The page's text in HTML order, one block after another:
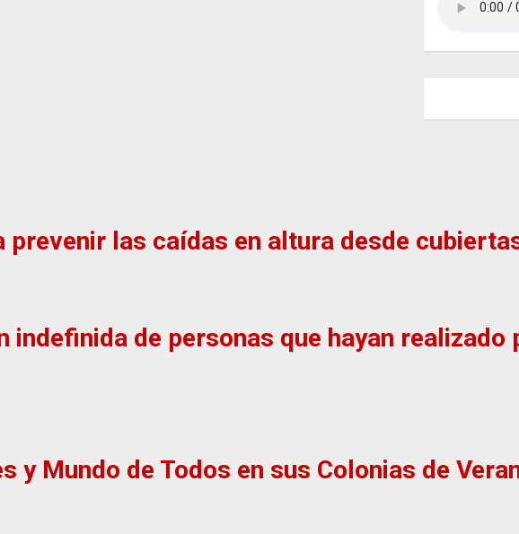
prevenir las caídas en altura desde
de personas que hayan realizado
y Mundo de Todos en sus Colonias de